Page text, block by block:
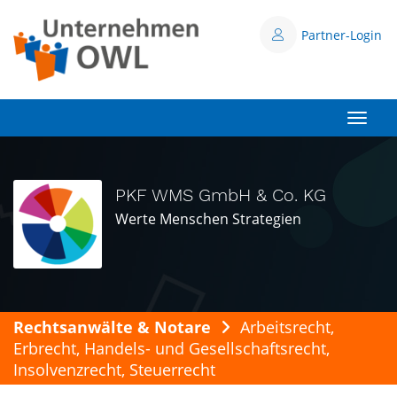
Partner-Login
PKF WMS GmbH & Co. KG
Werte Menschen Strategien
Rechtsanwälte & Notare
Arbeitsrecht,
Erbrecht, Handels- und Gesellschaftsrecht,
Insolvenzrecht, Steuerrecht